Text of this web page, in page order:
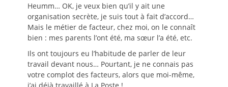
Heumm… OK, je veux bien qu’il y ait une
organisation secrète, je suis tout à fait d’accord…
Mais le métier de facteur, chez moi, on le connaît
bien : mes parents l’ont été, ma sœur l’a été, etc.
Ils ont toujours eu l’habitude de parler de leur
travail devant nous… Pourtant, je ne connais pas
votre complot des facteurs, alors que moi-même,